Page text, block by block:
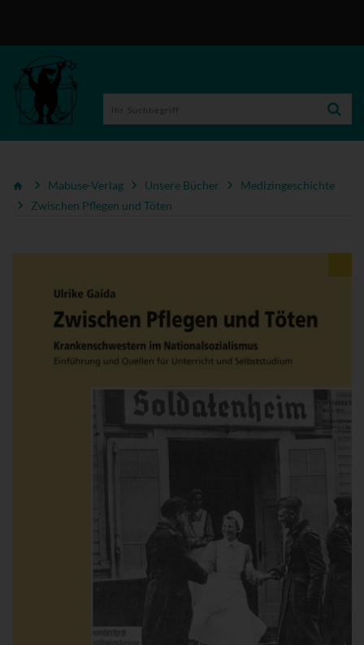
Mabuse-Verlag Unsere Bücher
Medizingeschichte
Zwischen Pflegen und Töten